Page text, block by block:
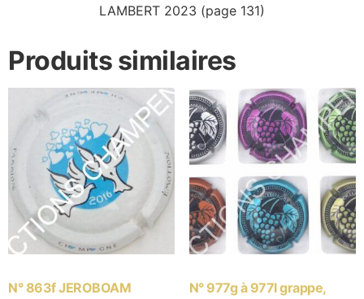
LAMBERT 2023 (page 131)
Produits similaires
N° 863f JEROBOAM
N° 977g à 977l grappe,